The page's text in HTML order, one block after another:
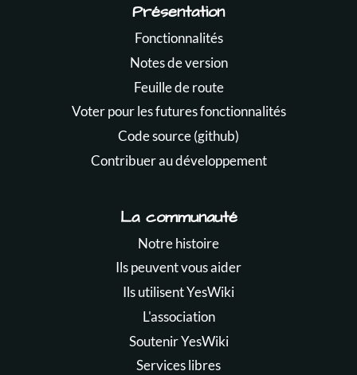
Présentation
Fonctionnalités
Notes de version
Feuille de route
Voter pour les futures fonctionnalités
Code source (github)
Contribuer au développement
La communauté
Notre histoire
Ils peuvent vous aider
Ils utilisent YesWiki
L'association
Soutenir YesWiki
Services libres